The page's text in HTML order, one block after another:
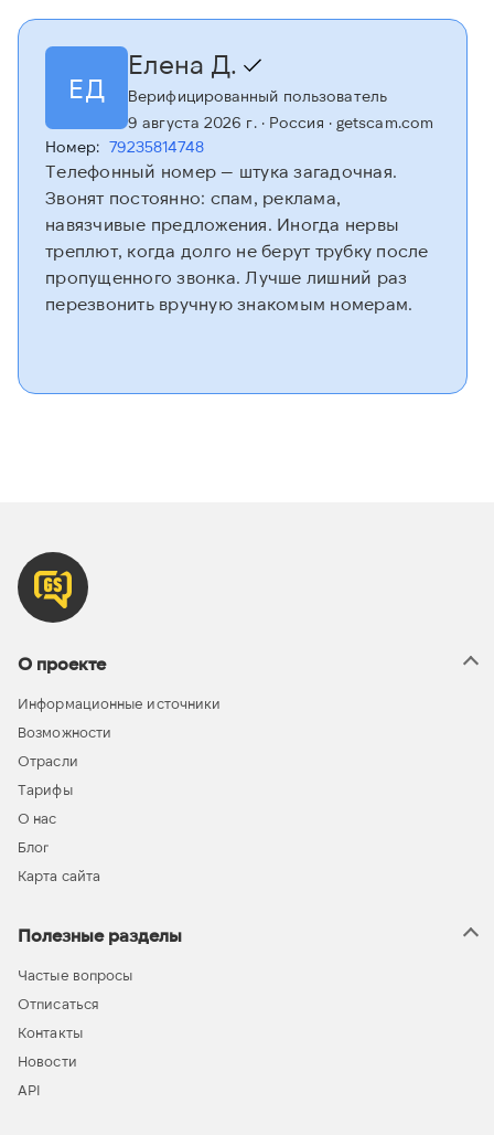
ЕД
Елена Д.
Верифицированный пользователь
9 августа 2026 г.· Россия · getscam.com
Номер: 79235814748
Телефонный номер — штука загадочная.
Звонят постоянно: спам, реклама,
навязчивые предложения. Иногда нервы
треплют, когда долго не берут трубку после
пропущенного звонка. Лучше лишний раз
перезвонить вручную знакомым номерам.
О проекте
Информационные источники
Возможности
Отрасли
Тарифы
О нас
Блог
Карта сайта
Полезные разделы
Частые вопросы
Отписаться
Контакты
Новости
API